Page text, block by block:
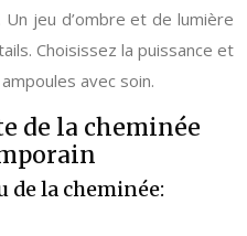
jeu d’ombre et de lumière
Choisissez la puissance et
avec soin.
de la cheminée
de la cheminée: